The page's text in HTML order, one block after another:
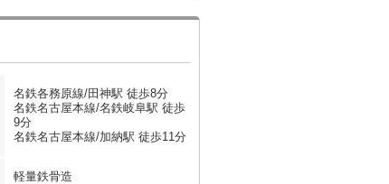
名鉄各務原線/田神駅 徒歩8分
名鉄名古屋本線/名鉄岐阜駅 徒歩
9分
名鉄名古屋本線/加納駅 徒歩11分
軽量鉄骨造